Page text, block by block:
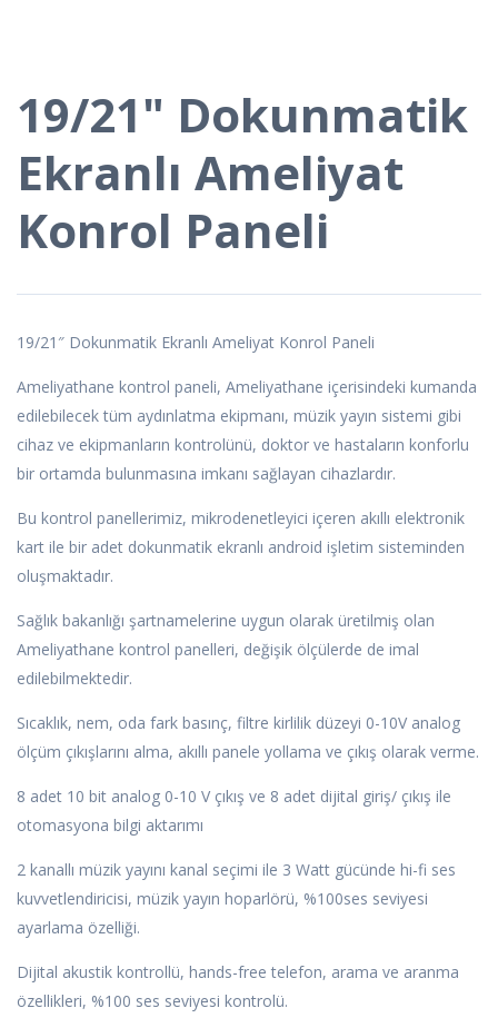
19/21" Dokunmatik
Ekranlı Ameliyat
Konrol Paneli
19/21″ Dokunmatik Ekranlı Ameliyat Konrol Paneli
Ameliyathane kontrol paneli, Ameliyathane içerisindeki kumanda
edilebilecek tüm aydınlatma ekipmanı, müzik yayın sistemi gibi
cihaz ve ekipmanların kontrolünü, doktor ve hastaların konforlu
bir ortamda bulunmasına imkanı sağlayan cihazlardır.
Bu kontrol panellerimiz, mikrodenetleyici içeren akıllı elektronik
kart ile bir adet dokunmatik ekranlı android işletim sisteminden
oluşmaktadır.
Sağlık bakanlığı şartnamelerine uygun olarak üretilmiş olan
Ameliyathane kontrol panelleri, değişik ölçülerde de imal
edilebilmektedir.
Sıcaklık, nem, oda fark basınç, filtre kirlilik düzeyi 0-10V analog
ölçüm çıkışlarını alma, akıllı panele yollama ve çıkış olarak verme.
8 adet 10 bit analog 0-10 V çıkış ve 8 adet dijital giriş/ çıkış ile
otomasyona bilgi aktarımı
2 kanallı müzik yayını kanal seçimi ile 3 Watt gücünde hi-fi ses
kuvvetlendiricisi, müzik yayın hoparlörü, %100ses seviyesi
ayarlama özelliği.
Dijital akustik kontrollü, hands-free telefon, arama ve aranma
özellikleri, %100 ses seviyesi kontrolü.